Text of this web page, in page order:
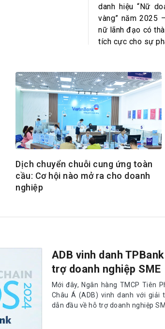
ĐẤU GIÁ TÀI SẢN
danh hiệu “Nữ
vàng” năm 2025
nữ lãnh đạo có
tích cực cho sự
Dịch chuyển chuỗi cung ứng toàn
cầu: Cơ hội nào mở ra cho doanh
nghiệp
ADB vinh danh
trợ doanh nghiệp SME
Mới đây, Ngân hàng TMCP Tiên
Châu Á (ADB) vinh danh với giải
dẫn đầu về hỗ trợ doanh nghiệp